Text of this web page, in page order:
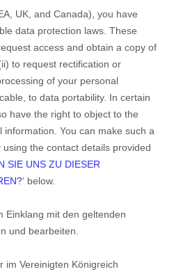
UK, and Canada), you have
data protection laws. These
access and obtain a copy of
to request rectification or
of your personal
to data portability. In certain
have the right to object to the
You can make such a
the contact details provided
SIE UNS ZU DIESER
‘ below.
Einklang mit den geltenden
und bearbeiten.
im Vereinigten Königreich